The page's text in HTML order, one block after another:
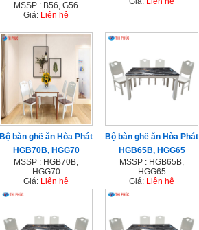
MSSP : B56, G56
Giá: Liên hệ
Bộ bàn ghế ăn Hòa Phát
HGB70B, HGG70
MSSP : HGB70B,
HGG70
Giá: Liên hệ
Bộ bàn ghế ăn Hòa Phát
HGB65B, HGG65
MSSP : HGB65B,
HGG65
Giá: Liên hệ